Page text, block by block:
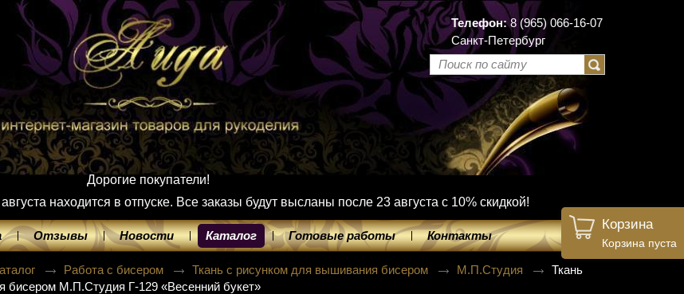
Телефон:8 (965) 066-16-07
Санкт-Петербург
Дорогие покупатели!
находится в отпуске. Все заказы будут высланы после 23 августа с 10% скидкой!
Отзывы Новости Каталог Готовые работы Контакты
Корзина
Корзина пуста
Работа с бисером Ткань с рисунком для вышивания бисером М.П.Студия
Ткань
бисером М.П.Студия Г-129 «Весенний букет»